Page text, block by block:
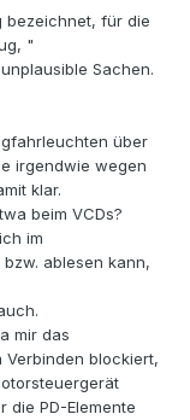
bezeichnet, für die
"
Sachen.
über
irgendwie wegen
klar.
beim VCDs?
im
ablesen kann,
mir das
Verbinden blockiert,
PD-Elemente